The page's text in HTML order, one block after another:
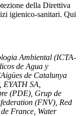
della Direttiva
igienico-sanitari. Qui
Ambiental (ICTA-
de Agua y
de Catalunya
SA,
(PDE), Grup de
(FNV), Red
France, Water